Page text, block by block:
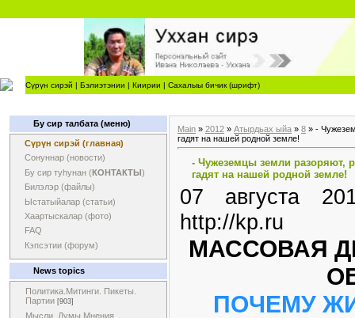
Сүрүн сирэй | Бэлиэтэнии | Киирии | Сахалыы бичик (шрифт)
Бу сир талбата (меню)
Сүрүн сирэй (главная)
Сонуннар (новости)
Бу сир туһунан (КОНТАКТЫ)
Билэлэр (файлы)
Ыстатыйалар (статьи)
Хаартыскалар (фото)
FAQ
Кэпсэтии (форум)
News topics
Политика.Митинги. Пикеты.
Партии [903]
Мысли. Думы.Мнения,
Main » 2012 » Атырдьах ыйа » 8 » -
гадят на нашей родной земле!
- Чужеземцы земли разоряют,
гадят на нашей родной земле!
07 августа
http://kp.ru
МАССОВАЯ
ПОЧЕМУ